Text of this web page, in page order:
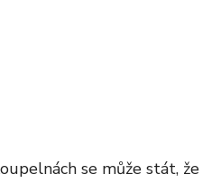
se může stát, že